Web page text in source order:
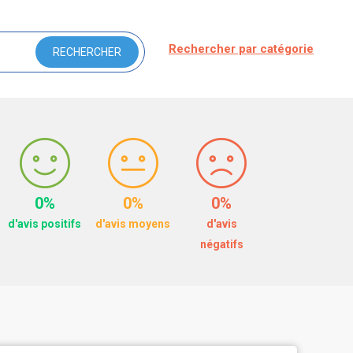
Rechercher par catégorie
0%
d'avis positifs
0%
d'avis moyens
0%
d'avis
négatifs